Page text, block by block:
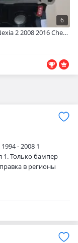
6
F16D3 1.6-л. Новый двигатель собранный на оригинальных запчастях на заводе. Двигатель заводился и проверялся на стенде и прошёл термическую обкатку. Гарантия есть 1 месяц на проверку. Ресурс двигателя 200 300 тысяч км при правильном эксплуатации.
- 2008 1
1. Только бампер
в регионы